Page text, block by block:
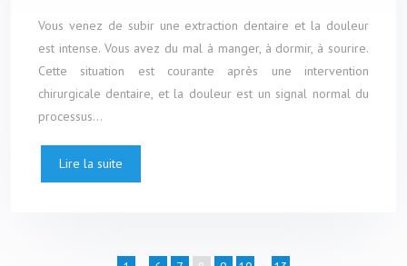
Vous venez de subir une extraction dentaire et la douleur
est intense. Vous avez du mal à manger, à dormir, à sourire.
Cette situation est courante après une intervention
chirurgicale dentaire, et la douleur est un signal normal du
processus…
Lire la suite